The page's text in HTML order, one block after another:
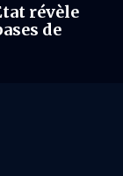
révèle
de